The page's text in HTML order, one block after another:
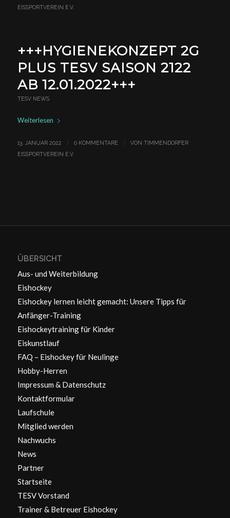
EISSPORTVEREIN E.V.
+++HYGIENEKONZEPT 2G
PLUS TESV SAISON 2122
AB 12.01.2022+++
TESV NEWS
Weiterlesen
13. JANUAR 2022 / 0 KOMMENTARE / VON TIMMENDORFER
EISSPORTVEREIN E.V.
ÜBERSICHT
Aus- und Weiterbildung
Eishockey
Eishockey lernen leicht gemacht: Unsere Tipps für
Anfänger-Training
Eishockeytraining für Kinder
Eiskunstlauf
FAQ – Eishockey für Neulinge
Hobby-Herren
Impressum & Datenschutz
Kontaktformular
Laufschule
Mitglied werden
Nachwuchs
News
Partner
Startseite
TESV Vorstand
Trainer & Betreuer Eishockey